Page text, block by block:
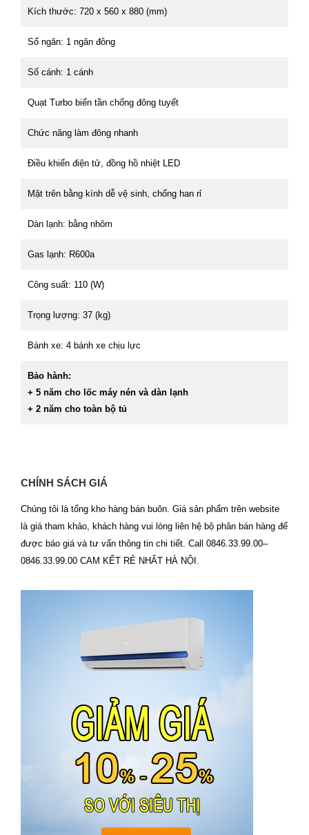
Kích thước: 720 x 560 x 880 (mm)
Số ngăn: 1 ngăn đông
Số cánh: 1 cánh
Quạt Turbo biến tần chống đông tuyết
Chức năng làm đông nhanh
Điều khiển điện tử, đồng hồ nhiệt LED
Mặt trên bằng kính dễ vệ sinh, chống han rỉ
Dàn lạnh: bằng nhôm
Gas lạnh: R600a
Công suất: 110 (W)
Trọng lượng: 37 (kg)
Bánh xe: 4 bánh xe chịu lực
Bảo hành:
+ 5 năm cho lốc máy nén và dàn lạnh
+ 2 năm cho toàn bộ tủ
CHÍNH SÁCH GIÁ
Chúng tôi là tổng kho hàng bán buôn. Giá sản phẩm trên website
là giá tham khảo, khách hàng vui lòng liên hệ bộ phân bán hàng để
được báo giá và tư vấn thông tin chi tiết. Call 0846.33.99.00–
0846.33.99.00 CAM KẾT RẺ NHẤT HÀ NỘI.